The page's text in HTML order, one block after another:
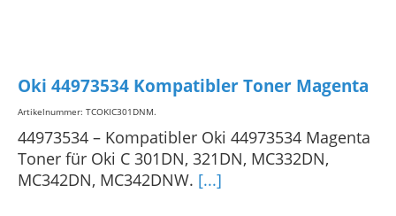
Oki 44973534 Kompatibler Toner Magenta
Artikelnummer: TCOKIC301DNM.
44973534 – Kompatibler Oki 44973534 Magenta
Toner für Oki C 301DN, 321DN, MC332DN,
MC342DN, MC342DNW. [...]